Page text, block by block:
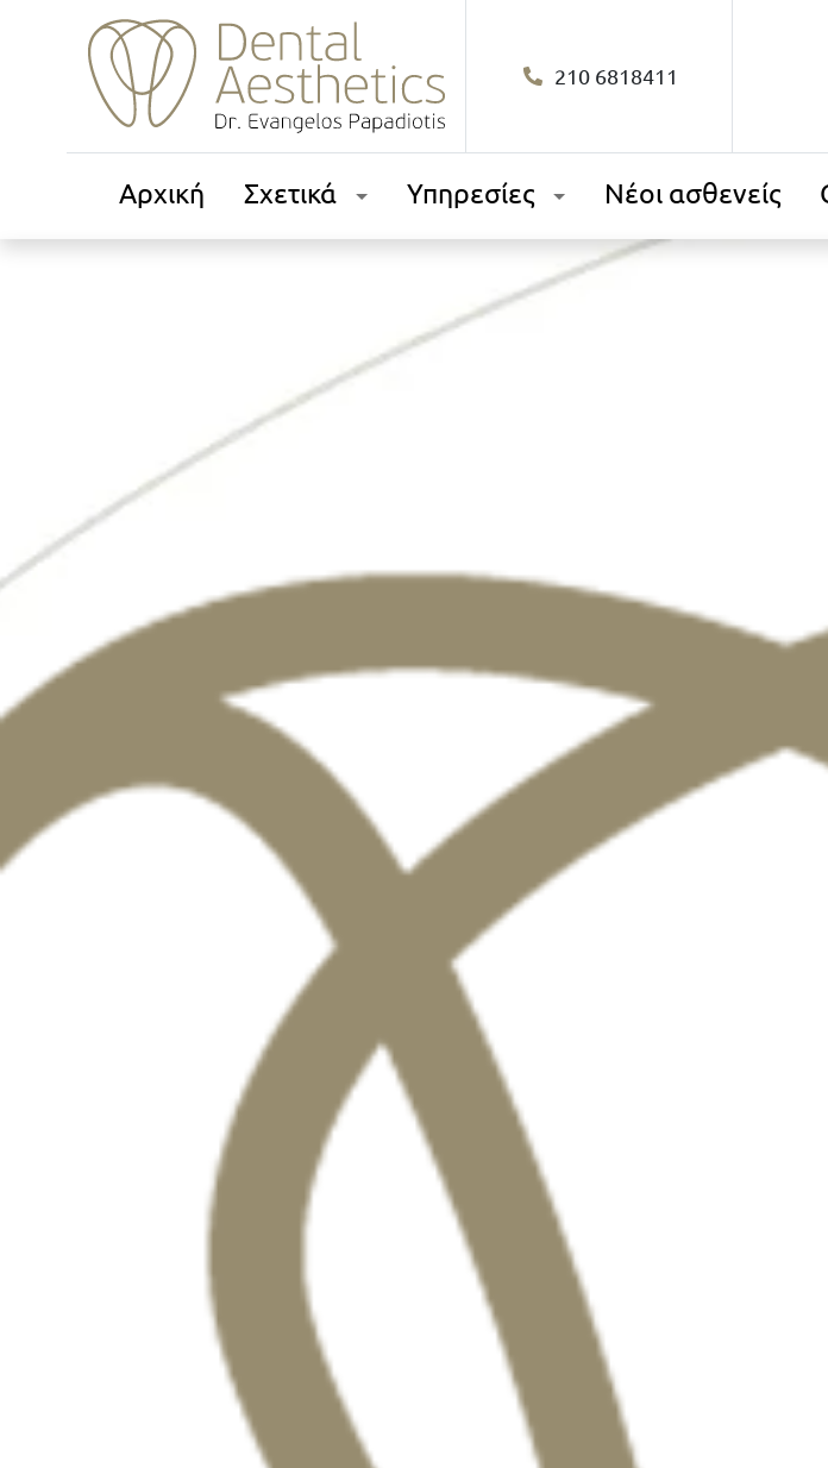
210 6818411
Αρχική Σχετικά Υπηρεσίες Νέοι ασθενείς